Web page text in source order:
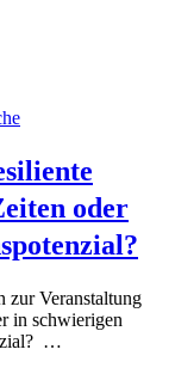
oder
zur Veranstaltung
in schwierigen
…